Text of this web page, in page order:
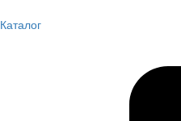
Каталог